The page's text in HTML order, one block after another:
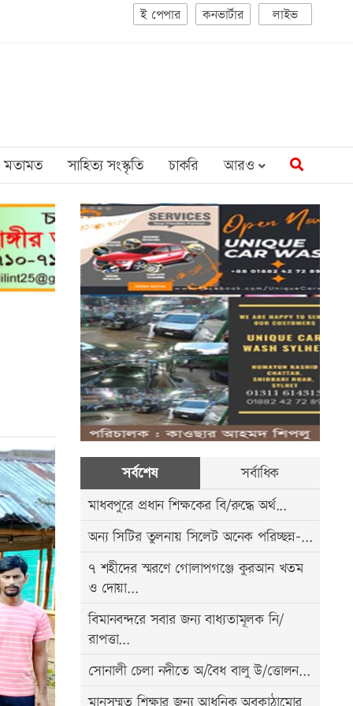
ই পেপার কনভার্টার লাইভ
মতামত সাহিত্য সংস্কৃতি চাকরি আরও
সর্বশেষ
সর্বাধিক
মাধবপুরে প্রধান শিক্ষকের বি/রুদ্ধে অর্থ...
অন্য সিটির তুলনায় সিলেট অনেক পরিচ্ছন্ন-...
৭ শহীদের স্মরণে গোলাপগঞ্জে কুরআন খতম
ও দোয়া...
বিমানবন্দরে সবার জন্য বাধ্যতামূলক নি/
রাপত্তা...
সোনালী চেলা নদীতে অ/বৈধ বালু উ/ত্তোলন...